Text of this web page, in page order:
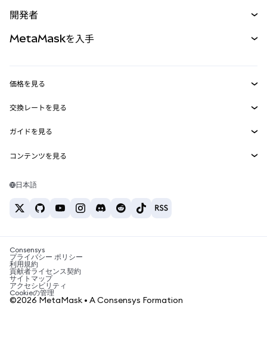
パーペチュアル
RWA
開発者
MetaMask Connect
Snaps
Web3サービス
MetaMaskを入手
セキュリティ
サポート
キャリア
お問い合わせ
価格を見る
イーサリアムの価格
Solanaの価格
Tetherの価格
交換レートを見る
ETH→USD
USDT→INR
BTC→INR
ETH→USDT
ガイドを見る
ETHの購入
USDTの購入
SHIBの購入
BNBの購入
コンテンツを見る
Solanaウォレット
税制関連ニュース
暗号資産の購入方法は？
ビットコインを売るには？
日本語
Consensys
プライバシー ポリシー
利用規約
貢献者ライセンス契約
サイトマップ
アクセシビリティ
Cookieの管理
©2026 MetaMask • A Consensys Formation